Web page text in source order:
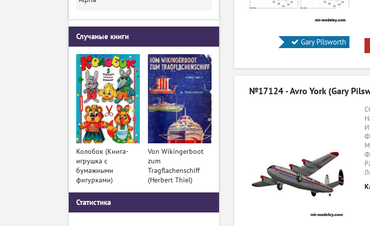
Gary Pilsworth
№17124 - Avro York (Gary
Случаные книги
Колобок (Книга-
игрушка с
бумажными
фигурками)
Von Wikingerboot
zum
Tragflachenschiff
(Herbert Thiel)
Статистика